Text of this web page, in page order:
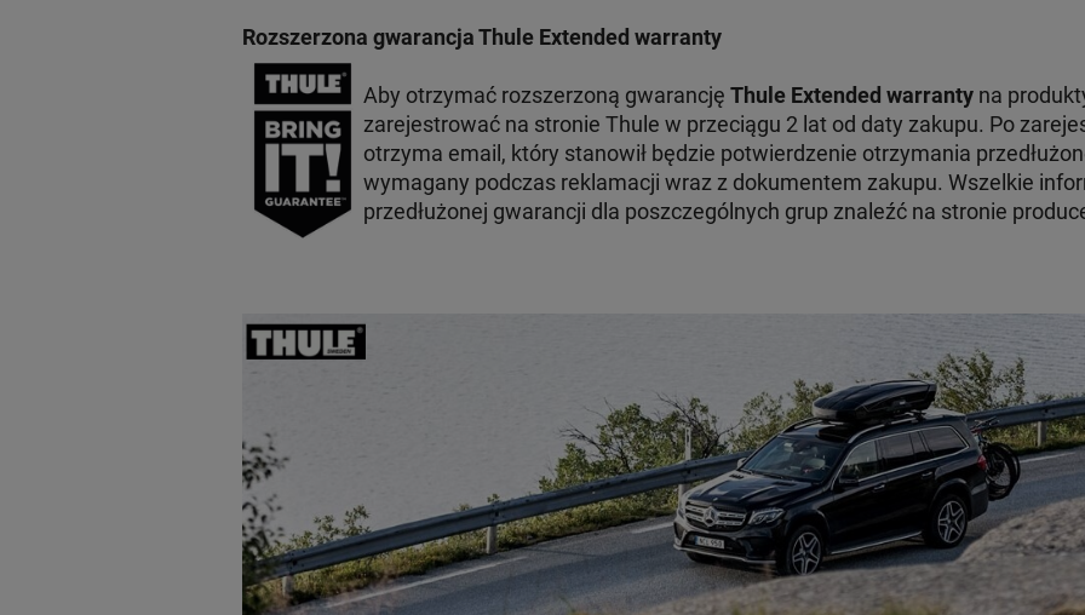
Rozszerzona gwarancja Thule Extended warranty
Aby otrzymać rozszerzoną gwarancję Thule Extended warrantyna
zarejestrować na stronie Thule w przeciągu 2 lat od daty zakupu. Po
otrzyma email, który stanowił będzie potwierdzenie otrzymania
wymagany podczas reklamacji wraz z dokumentem zakupu. Wszelkie
przedłużonej gwarancji dla poszczególnych grup znaleźć na stronie